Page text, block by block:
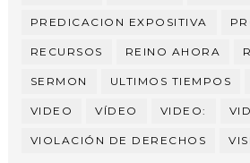
PREDICACION EXPOSITIVA
RECURSOS REINO AHORA
SERMON ULTIMOS TIEMPOS
VIDEO VÍDEO VIDEO:
VIOLACIÓN DE DERECHOS